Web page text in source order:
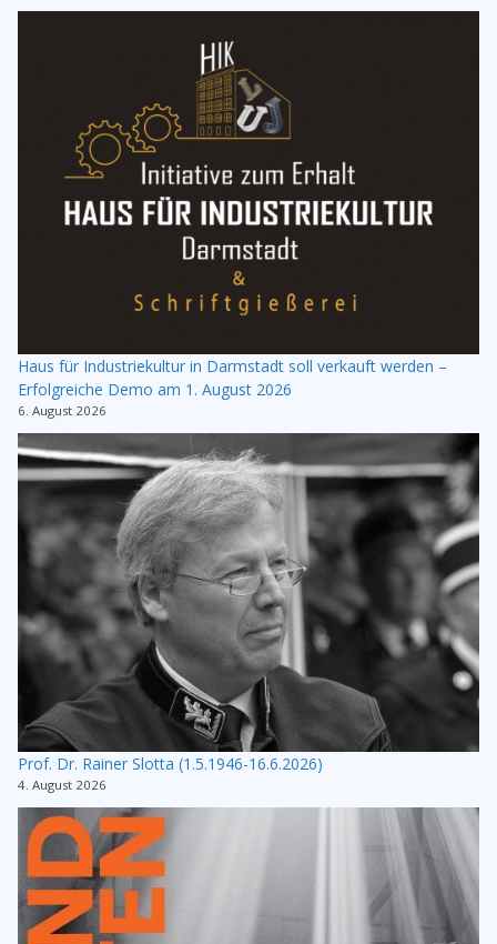
Haus für Industriekultur in Darmstadt soll verkauft werden –
Erfolgreiche Demo am 1. August 2026
6. August 2026
Prof. Dr. Rainer Slotta (1.5.1946-16.6.2026)
4. August 2026